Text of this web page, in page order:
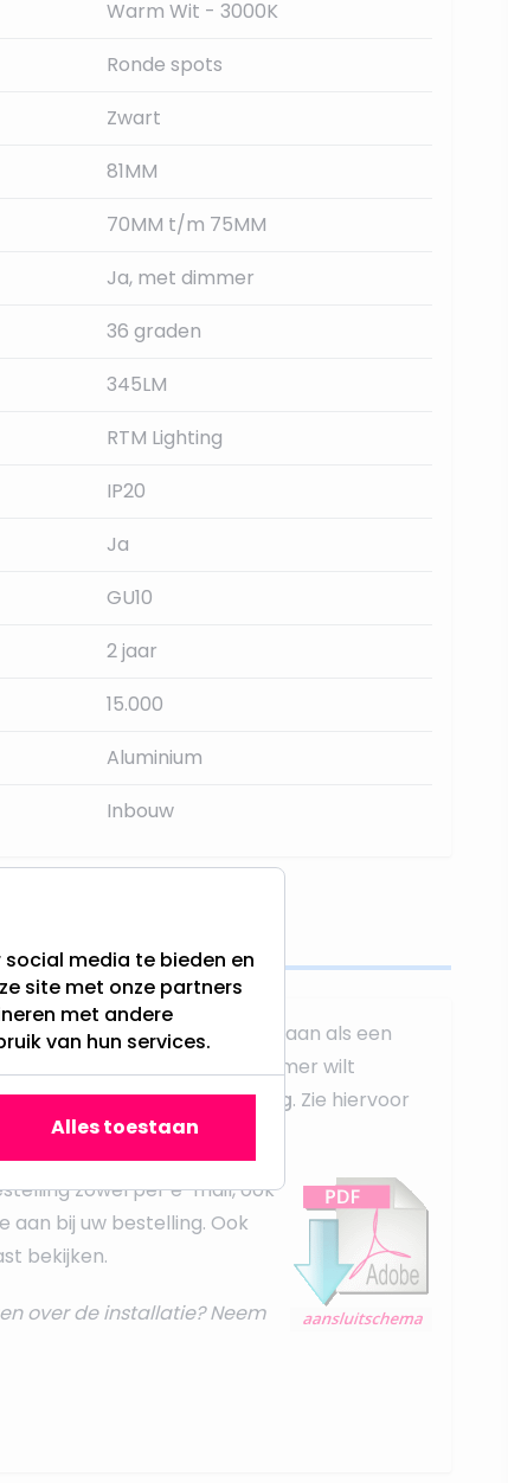
Warm Wit - 3000K
Ronde spots
Zwart
81MM
70MM t/m 75MM
Ja, met dimmer
36 graden
345LM
RTM Lighting
IP20
Ja
GU10
2 jaar
15.000
Aluminium
Inbouw
sluit u op dezelfde manier aan als een
spots achter één dimmer wilt
eenparallel schakeling. Zie hiervoor
.
zowel per e-mail, ook
bij uw bestelling. Ook
bekijken.
over de installatie? Neem
media te bieden en
site met onze partners
met andere
van hun services.
Alles toestaan